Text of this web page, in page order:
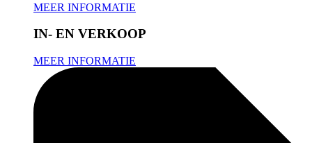
MEER INFORMATIE
IN- EN VERKOOP
MEER INFORMATIE